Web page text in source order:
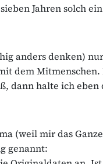
Jahren solch
anders denken)
dem
dann halte ich eben
(weil mir das
genannt: